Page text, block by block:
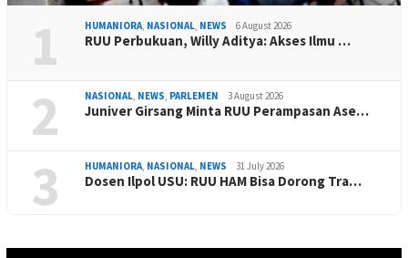
1 HUMANIORA, NASIONAL, NEWS 6 August 2026
RUU Perbukuan, Willy Aditya: Akses Ilmu …
2 NASIONAL, NEWS, PARLEMEN 3 August 2026
Juniver Girsang Minta RUU Perampasan Ase…
3 HUMANIORA, NASIONAL, NEWS 31 July 2026
Dosen Ilpol USU: RUU HAM Bisa Dorong Tra…